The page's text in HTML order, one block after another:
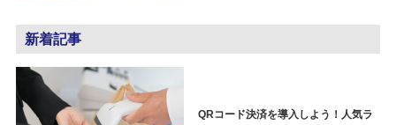
新着記事
QRコード決済を導入しよう！人気ラ